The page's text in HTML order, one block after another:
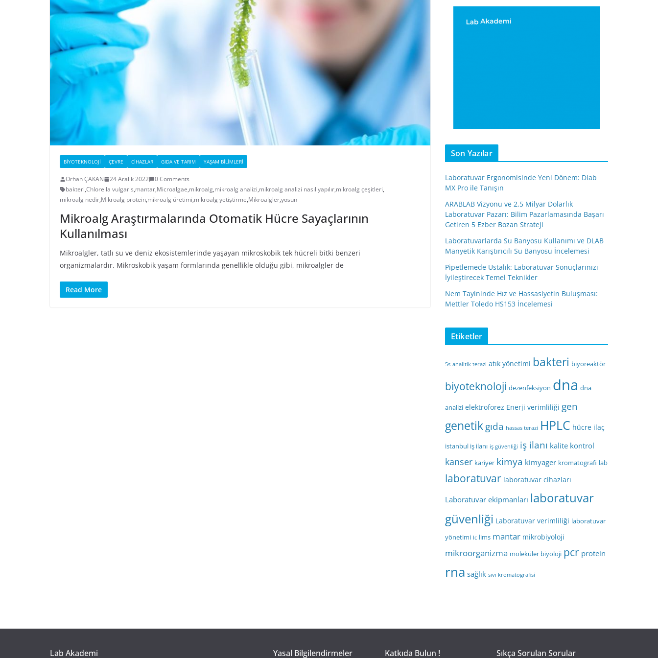
BIYOTEKNOLOJI ÇEVRE CIHAZLAR GIDA VE TARIM YAŞAM BILIMLERI
Orhan ÇAKAN 24 Aralık 2022
0 Comments
bakteri,Chlorella vulgaris,mantar,Microalgae,mikroalg,mikroalg analizi,mikroalg analizi nasıl yapılır,mikroalg çeşitleri,
mikroalg nedir,Mikroalg protein,mikroalg üretimi,mikroalg yetiştirme,Mikroalgler,yosun
Mikroalg Araştırmalarında Otomatik Hücre Sayaçlarının
Kullanılması
Mikroalgler, tatlı su ve deniz ekosistemlerinde yaşayan mikroskobik tek hücreli bitki benzeri
organizmalardır. Mikroskobik yaşam formlarında genellikle olduğu gibi, mikroalgler de
Read More
Son Yazılar
Laboratuvar Ergonomisinde Yeni Dönem: Dlab
MX Pro ile Tanışın
ARABLAB Vizyonu ve 2,5 Milyar Dolarlık
Laboratuvar Pazarı: Bilim Pazarlamasında Başarı
Getiren 5 Ezber Bozan Strateji
Laboratuvarlarda Su Banyosu Kullanımı ve DLAB
Manyetik Karıştırıcılı Su Banyosu İncelemesi
Pipetlemede Ustalık: Laboratuvar Sonuçlarınızı
İyileştirecek Temel Teknikler
Nem Tayininde Hız ve Hassasiyetin Buluşması:
Mettler Toledo HS153 İncelemesi
Etiketler
5s analitik terazi atık yönetimi bakteri biyoreaktör
biyoteknoloji dezenfeksiyon dna dna
analizi elektroforez Enerji verimliliği gen
genetikgıda hassas terazi HPLC hücre ilaç
istanbul iş ilanı iş güvenliği iş ilanı kalite kontrol
kanser kariyer kimya kimyager kromatografi lab
laboratuvar laboratuvar cihazları
Laboratuvar ekipmanları laboratuvar
güvenliği Laboratuvar verimliliği laboratuvar
yönetimi lc lims mantar mikrobiyoloji
mikroorganizma moleküler biyoloji pcr protein
rna sağlık sıvı kromatografisi
Lab Akademi Yasal Bilgilendirmeler Katkıda Bulun ! Sıkça Sorulan Sorular